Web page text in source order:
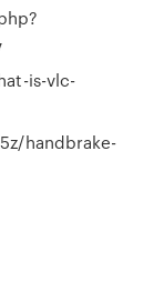
is-vlc-
handbrake-